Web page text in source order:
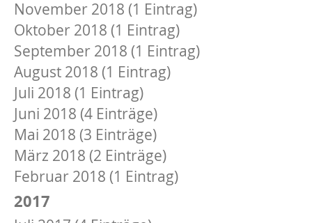
November 2018 (1 Eintrag)
Oktober 2018 (1 Eintrag)
September 2018 (1 Eintrag)
August 2018 (1 Eintrag)
Juli 2018 (1 Eintrag)
Juni 2018 (4 Einträge)
Mai 2018 (3 Einträge)
März 2018 (2 Einträge)
Februar 2018 (1 Eintrag)
2017